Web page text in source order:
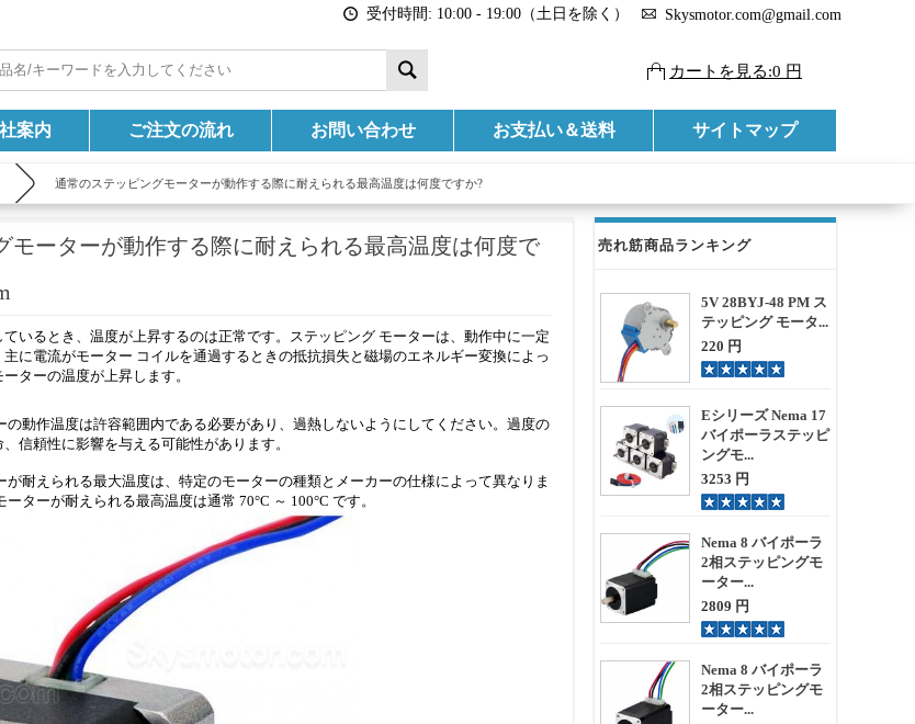
受付時間: 10:00 - 19:00（土日を除く） Skysmotor.com@gmail.com
カートを見る:0 円
案内 ご注文の流れ お問い合わせ お支払い＆送料 サイトマップ
通常のステッピングモーターが動作する際に耐えられる最高温度は何度ですか?
売れ筋商品ランキング
5V 28BYJ-48 PM ス
テッピング モータ...
220 円
Eシリーズ Nema 17
バイポーラステッピ
ングモ...
3253 円
Nema 8 バイポーラ
2相ステッピングモ
ーター...
2809 円
Nema 8 バイポーラ
2相ステッピングモ
ーター...
モーターが動作する際に耐えられる最高温度は何度で
ているとき、温度が上昇するのは正常です。ステッピング モーターは、動作中に一定
に電流がモーター コイルを通過するときの抵抗損失と磁場のエネルギー変換によっ
ターの温度が上昇します。
の動作温度は許容範囲内である必要があり、過熱しないようにしてください。過度の
信頼性に影響を与える可能性があります。
が耐えられる最大温度は、特定のモーターの種類とメーカーの仕様によって異なりま
ターが耐えられる最高温度は通常 70°C ～ 100°C です。